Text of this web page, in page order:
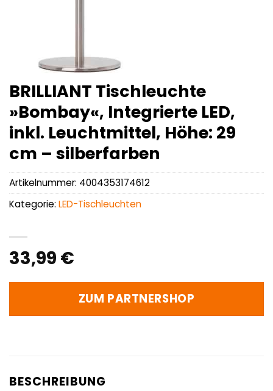
BRILLIANT Tischleuchte
»Bombay«, Integrierte LED,
inkl. Leuchtmittel, Höhe: 29
cm – silberfarben
33,99 €
ZUM PARTNERSHOP
Artikelnummer: 4004353174612
Kategorie: LED-Tischleuchten
BESCHREIBUNG